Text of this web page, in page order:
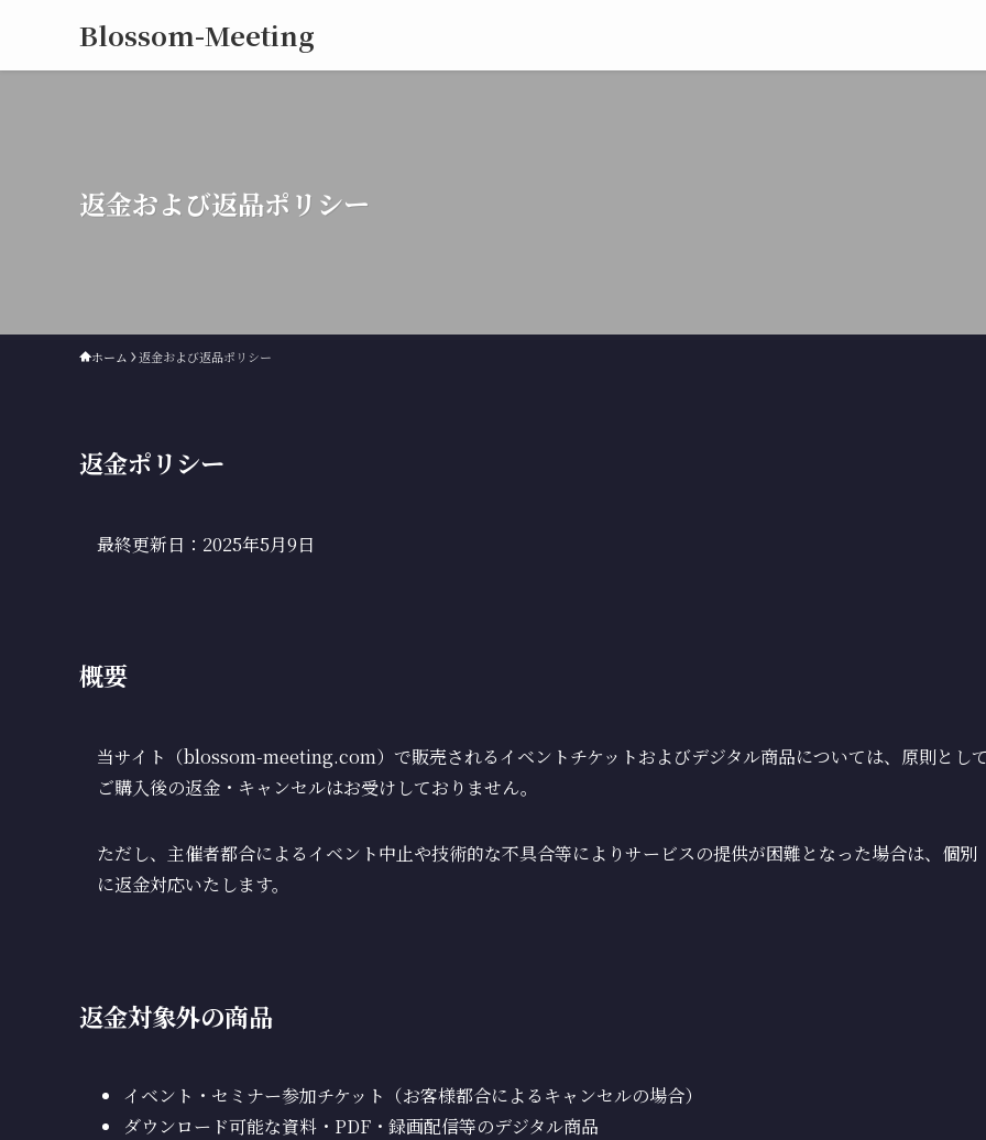
Blossom-Meeting
返金および返品ポリシー
ホーム 返金および返品ポリシー
返金ポリシー
最終更新日：2025年5月9日
概要
当サイト（blossom-meeting.com）で販売されるイベントチケットおよびデジタル商品については、原則とし
ご購入後の返金・キャンセルはお受けしておりません。
ただし、主催者都合によるイベント中止や技術的な不具合等によりサービスの提供が困難となった場合は、個別
に返金対応いたします。
返金対象外の商品
イベント・セミナー参加チケット（お客様都合によるキャンセルの場合）
ダウンロード可能な資料・PDF・録画配信等のデジタル商品